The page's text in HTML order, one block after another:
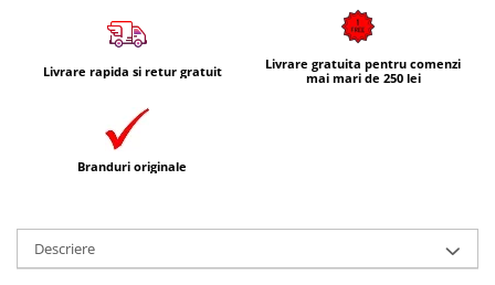
Livrare rapida si retur gratuit
Livrare gratuita pentru comenzi
mai mari de 250 lei
Branduri originale
Descriere